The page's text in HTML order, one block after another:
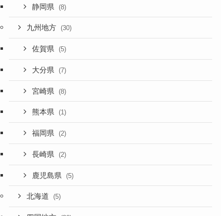
静岡県 (8)
九州地方 (30)
佐賀県 (5)
大分県 (7)
宮崎県 (8)
熊本県 (1)
福岡県 (2)
長崎県 (2)
鹿児島県 (5)
北海道 (5)